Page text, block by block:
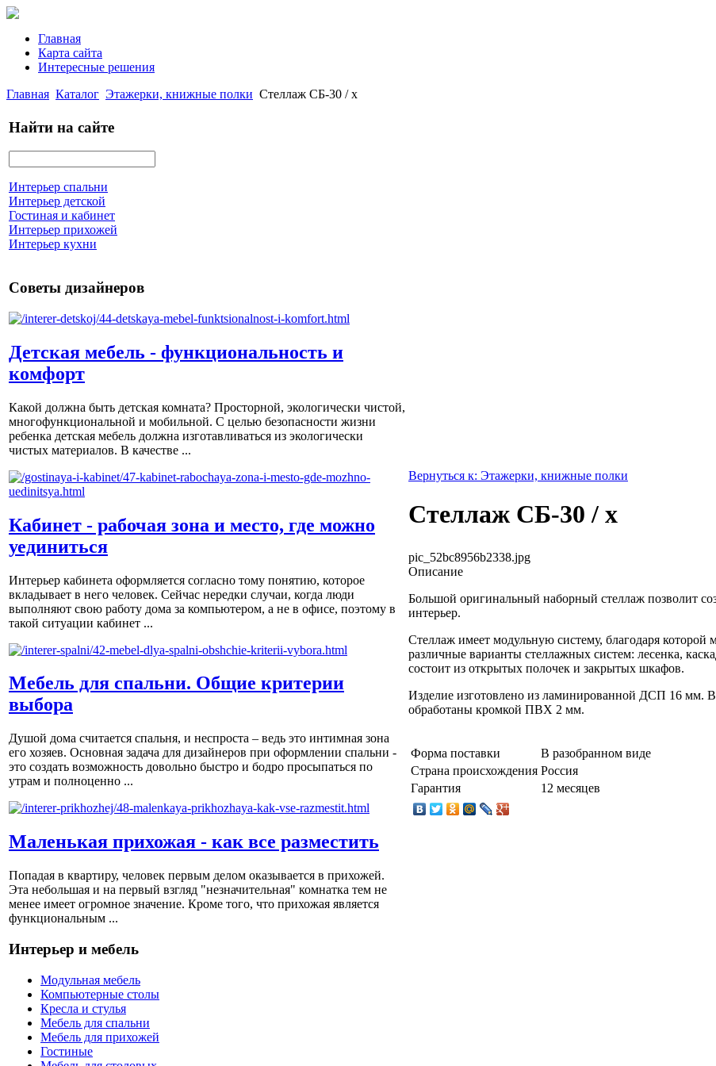
Главная
Карта сайта
Интересные решения
Главная Каталог Этажерки, книжные полки Стеллаж СБ-30 / х
Найти на сайте
Интерьер спальни
Интерьер детской
Гостиная и кабинет
Интерьер прихожей
Интерьер кухни
Советы дизайнеров
Детская мебель - функциональность и
комфорт
Какой должна быть детская комната? Просторной, экологически чистой,
многофункциональной и мобильной. С целью безопасности жизни
ребенка детская мебель должна изготавливаться из экологически
чистых материалов. В качестве ...
Кабинет - рабочая зона и место, где можно
уединиться
Интерьер кабинета оформляется согласно тому понятию, которое
вкладывает в него человек. Сейчас нередки случаи, когда люди
выполняют свою работу дома за компьютером, а не в офисе, поэтому в
такой ситуации кабинет ...
Мебель для спальни. Общие критерии
выбора
Душой дома считается спальня, и неспроста – ведь это интимная зона
его хозяев. Основная задача для дизайнеров при оформлении спальни -
это создать возможность довольно быстро и бодро просыпаться по
утрам и полноценно ...
Маленькая прихожая - как все разместить
Попадая в квартиру, человек первым делом оказывается в прихожей.
Эта небольшая и на первый взгляд "незначительная" комнатка тем не
менее имеет огромное значение. Кроме того, что прихожая является
функциональным ...
Интерьер и мебель
Модульная мебель
Компьютерные столы
Кресла и стулья
Мебель для спальни
Мебель для прихожей
Гостиные
Вернуться к: Этажерки, книжные полки
Стеллаж СБ-30 / х
pic_52bc8956b2338.jpg
Описание
Большой оригинальный наборный стеллаж позволит
интерьер.
Стеллаж имеет модульную систему, благодаря которой
различные варианты стеллажных систем: лесенка,
состоит из открытых полочек и закрытых шкафов.
Изделие изготовлено из ламинированной ДСП 16 мм.
обработаны кромкой ПВХ 2 мм.
Форма поставки
В разобранном виде
Страна происхождения Россия
Гарантия
12 месяцев